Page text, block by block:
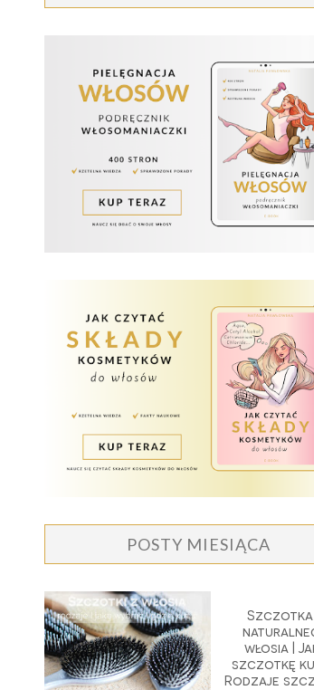
POSTY MIESIĄCA
włosia |
szczotkę
Rodzaje